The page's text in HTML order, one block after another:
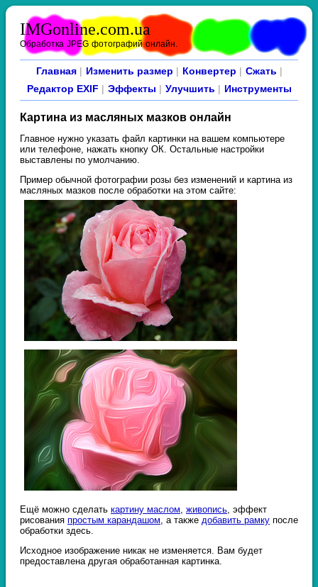
IMGonline.com.ua
Обработка JPEG фотографий онлайн.
Главная | Изменить размер | Конвертер | Сжать |
Редактор EXIF | Эффекты | Улучшить | Инструменты
Картина из масляных мазков онлайн
Главное нужно указать файл картинки на вашем компьютере
или телефоне, нажать кнопку ОК. Остальные настройки
выставлены по умолчанию.
Пример обычной фотографии розы без изменений и картина из
масляных мазков после обработки на этом сайте:
Ещё можно сделать картину маслом, живопись, эффект
рисования простым карандашом, а также добавить рамку после
обработки здесь.
Исходное изображение никак не изменяется. Вам будет
предоставлена другая обработанная картинка.